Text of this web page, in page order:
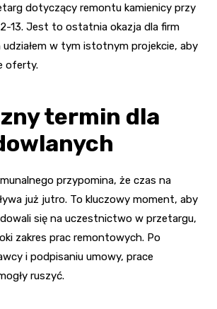
dotyczący remontu kamienicy przy
13. Jest to ostatnia okazja dla firm
w tym istotnym projekcie, aby
oferty.
termin dla
przypomina, że czas na
już jutro. To kluczowy moment, aby
się na uczestnictwo w przetargu,
zakres prac remontowych. Po
i podpisaniu umowy, prace
ruszyć.